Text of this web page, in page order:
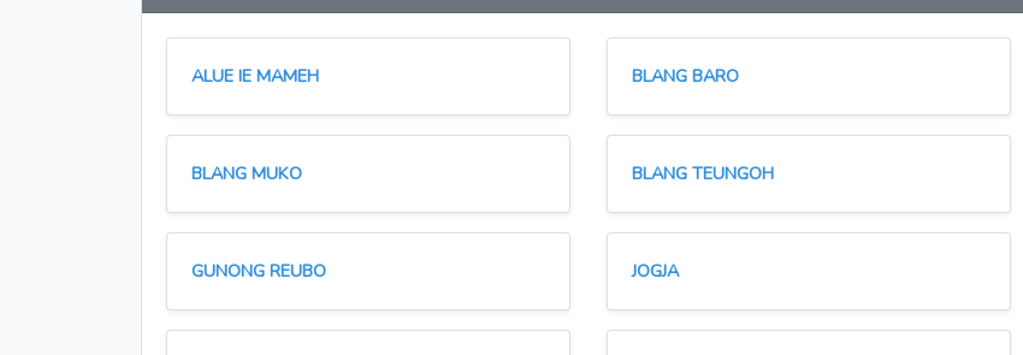
ALUE IE MAMEH BLANG BARO
BLANG MUKO BLANG TEUNGOH
GUNONG REUBO JOGJA